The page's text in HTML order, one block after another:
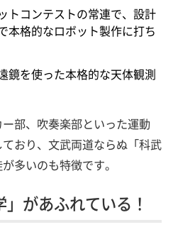
トコンテストの常連で、設計
本格的なロボット製作に打ち
鏡を使った本格的な天体観測
部、吹奏楽部といった運動
おり、文武両道ならぬ「科武
多いのも特徴です。
があふれている！